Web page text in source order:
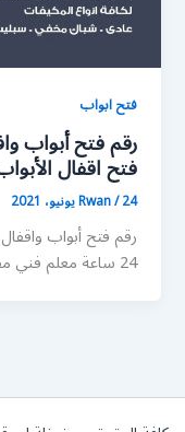
فتح ابواب
فتح اقفال الأبواب 24
Rwan/24 يونيو، 2021
رقم فتح أبواب
24 ساعة معلم فني مفاتيح شاطر ورخيص فتح قفل توفره […]